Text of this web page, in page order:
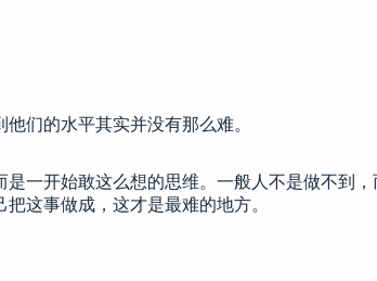
们的水平其实并没有那么难。
一开始敢这么想的思维。一般人不是做不到
这事做成，这才是最难的地方。